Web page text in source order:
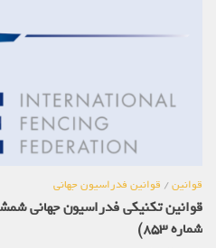
قوانین/قوانین فدراسیون جهانی
شماره 853)